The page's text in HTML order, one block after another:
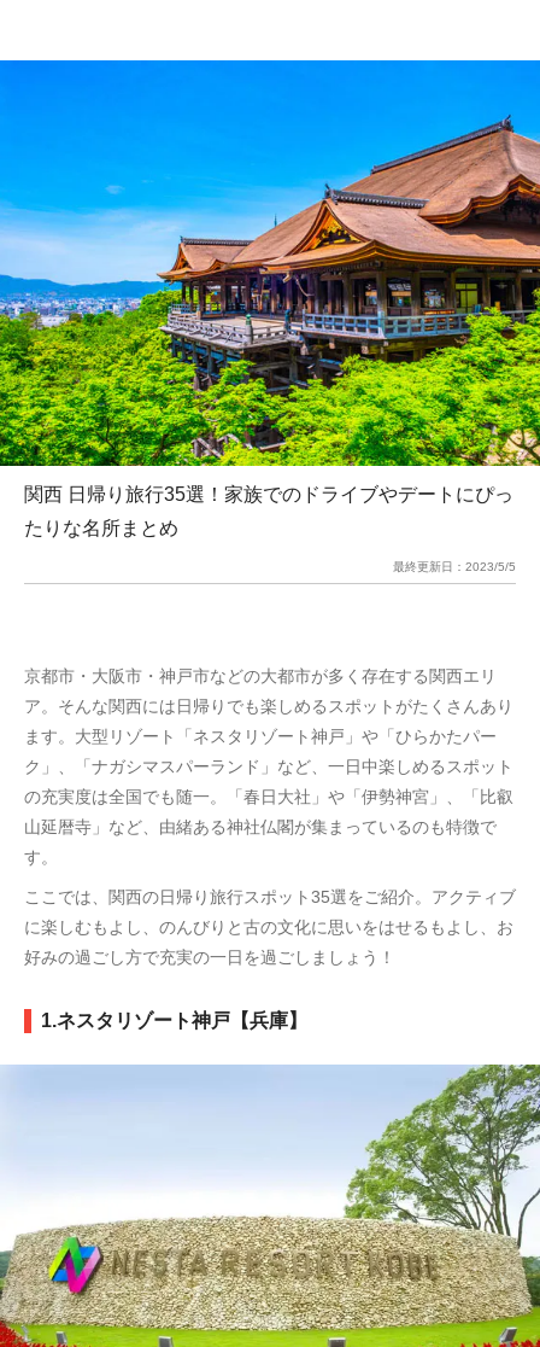
関西 日帰り旅行35選！家族でのドライブやデートにぴっ
たりな名所まとめ
最終更新日： 2023/5/5
京都市・大阪市・神戸市などの大都市が多く存在する関西エリ
ア。そんな関西には日帰りでも楽しめるスポットがたくさんあり
ます。大型リゾート「ネスタリゾート神戸」や「ひらかたパー
ク」、「ナガシマスパーランド」など、一日中楽しめるスポット
の充実度は全国でも随一。「春日大社」や「伊勢神宮」、「比叡
山延暦寺」など、由緒ある神社仏閣が集まっているのも特徴で
す。
ここでは、関西の日帰り旅行スポット35選をご紹介。アクティブ
に楽しむもよし、のんびりと古の文化に思いをはせるもよし、お
好みの過ごし方で充実の一日を過ごしましょう！
1.ネスタリゾート神戸【兵庫】